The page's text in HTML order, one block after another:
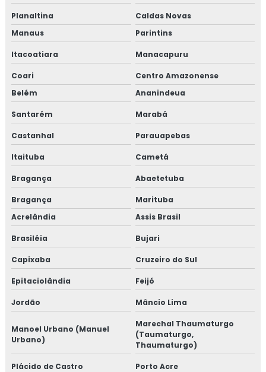
Planaltina
Caldas Novas
Manaus
Parintins
Itacoatiara Manacapuru
Coari
Centro Amazonense
Belém
Ananindeua
Santarém Marabá
Castanhal Parauapebas
Itaituba Cametá
Bragança Abaetetuba
Bragança
Marituba
Acrelândia
Assis Brasil
Brasiléia Bujari
Capixaba Cruzeiro do Sul
Epitaciolândia Feijó
Jordão Mâncio Lima
Manoel Urbano (Manuel
Urbano)
Marechal Thaumaturgo
(Taumaturgo,
Thaumaturgo)
Plácido de Castro Porto Acre